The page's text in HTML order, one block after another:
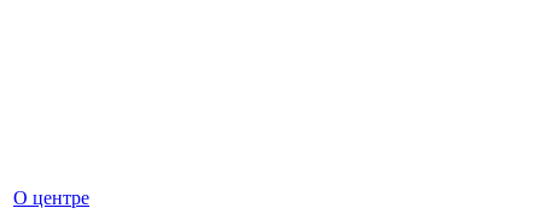
О центре